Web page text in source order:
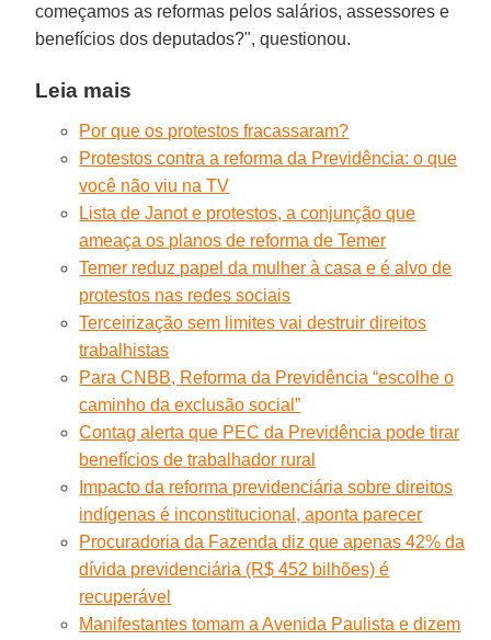
começamos as reformas pelos salários, assessores e
benefícios dos deputados?", questionou.
Leia mais
Por que os protestos fracassaram?
Protestos contra a reforma da Previdência: o que
você não viu na TV
Lista de Janot e protestos, a conjunção que
ameaça os planos de reforma de Temer
Temer reduz papel da mulher à casa e é alvo de
protestos nas redes sociais
Terceirização sem limites vai destruir direitos
trabalhistas
Para CNBB, Reforma da Previdência “escolhe o
caminho da exclusão social”
Contag alerta que PEC da Previdência pode tirar
benefícios de trabalhador rural
Impacto da reforma previdenciária sobre direitos
indígenas é inconstitucional, aponta parecer
Procuradoria da Fazenda diz que apenas 42% da
dívida previdenciária (R$ 452 bilhões) é
recuperável
Manifestantes tomam a Avenida Paulista e dizem